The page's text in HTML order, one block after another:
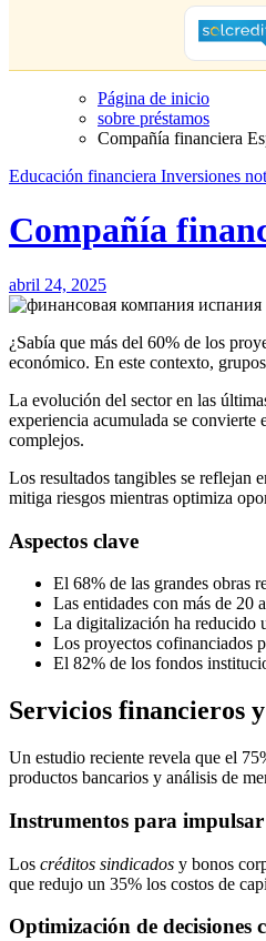
Página de inicio
sobre préstamos
Compañía financiera
Educación financiera Inversiones
Compañía
abril 24, 2025
¿Sabía que más del 60% de los
económico. En este contexto,
La evolución del sector en las
experiencia acumulada se
complejos.
Los resultados tangibles se reflejan
mitiga riesgos mientras optimiza
Aspectos clave
El 68% de las grandes obras
Las entidades con más de 20
La digitalización ha reducido
Los proyectos cofinanciados
El 82% de los fondos
Servicios financieros
Un estudio reciente revela que el
productos bancarios y análisis de
Instrumentos para impulsar
Los créditos sindicados y bonos
que redujo un 35% los costos de
Optimización de decisiones